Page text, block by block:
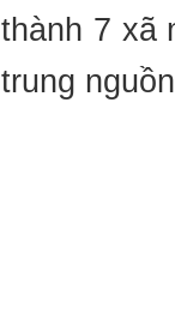
thành 7 xã
trung